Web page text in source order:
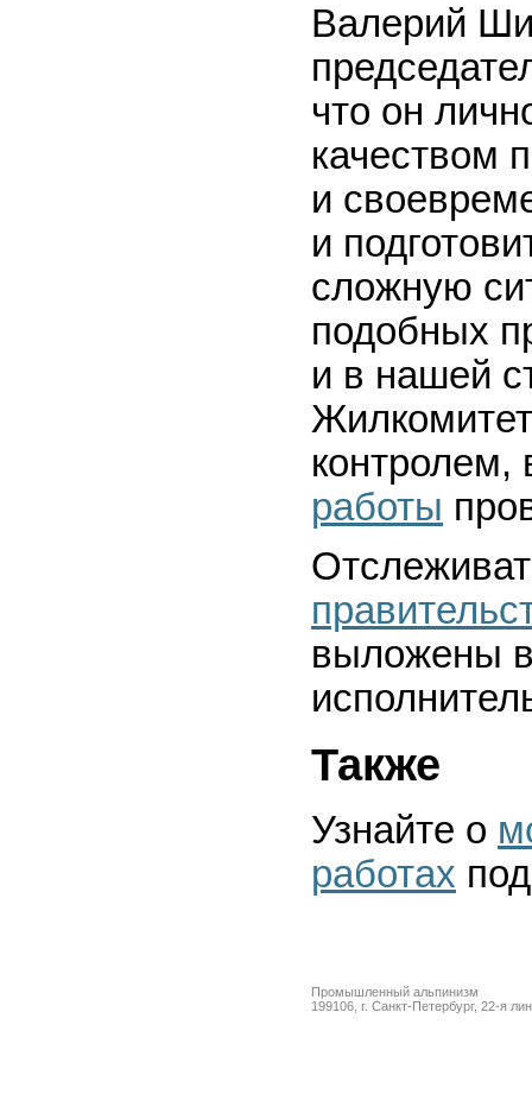
Валерий
что он
качеством
и
и
сложную
подобных
и в нашей
контролем,
работы
выложены
Также
Узнайте о
работах
Промышленный альпинизм
199106, г. Санкт-Петербург, 22-я